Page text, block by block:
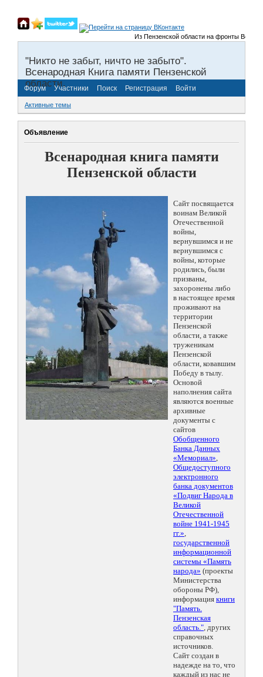
Из Пензенской области на фронты Великой
"Никто не забыт, ничто не забыто".
Всенародная Книга памяти Пензенской
области.
Форум Участники Поиск Регистрация Войти
Активные темы
Объявление
Всенародная книга памяти
Пензенской области
Сайт посвящается
воинам Великой
Отечественной
войны,
вернувшимся и не
вернувшимся с
войны, которые
родились, были
призваны,
захоронены либо
в настоящее время
проживают на
территории
Пензенской
области, а также
труженикам
Пензенской
области, ковавшим
Победу в тылу.
Основой
наполнения сайта
являются военные
архивные
документы с
сайтов
Обобщенного
Банка Данных
«Мемориал»,
Общедоступного
электронного
банка документов
«Подвиг Народа в
Великой
Отечественной
войне 1941-1945
гг.»,
государственной
информационной
системы «Память
народа» (проекты
Министерства
обороны РФ),
информация книги
"Память.
Пензенская
область.", других
справочных
источников.
Сайт создан в
надежде на то, что
каждый из нас не